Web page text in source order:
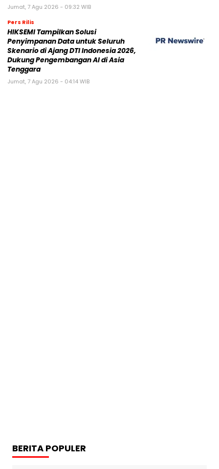
Jumat, 7 Agu 2026 - 09:32 WIB
Pers Rilis
HIKSEMI Tampilkan Solusi
Penyimpanan Data untuk Seluruh
Skenario di Ajang DTI Indonesia 2026,
Dukung Pengembangan AI di Asia
Tenggara
Jumat, 7 Agu 2026 - 04:14 WIB
BERITA POPULER